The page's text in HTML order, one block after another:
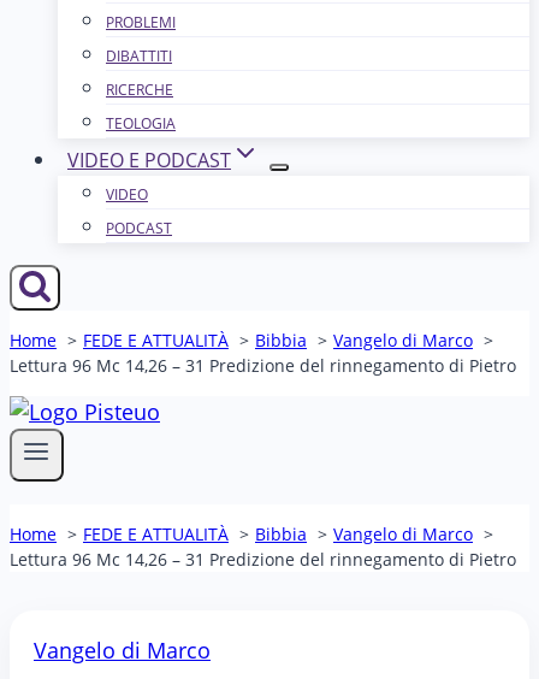
PROBLEMI
DIBATTITI
RICERCHE
TEOLOGIA
VIDEO E PODCAST
VIDEO
PODCAST
Home FEDE E ATTUALITÀ Bibbia
Vangelo di Marco
Lettura 96 Mc 14,26 – 31 Predizione del rinnegamento di Pietro
Home FEDE E ATTUALITÀ Bibbia
Vangelo di Marco
Lettura 96 Mc 14,26 – 31 Predizione del rinnegamento di Pietro
Vangelo di Marco